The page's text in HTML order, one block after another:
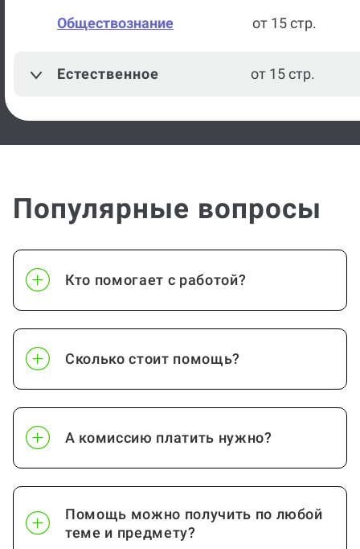
Обществознание от 15 стр.
Естественное от 15 стр.
Популярные вопросы
Кто помогает с работой?
Сколько стоит помощь?
А комиссию платить нужно?
Помощь можно получить по любой
теме и предмету?